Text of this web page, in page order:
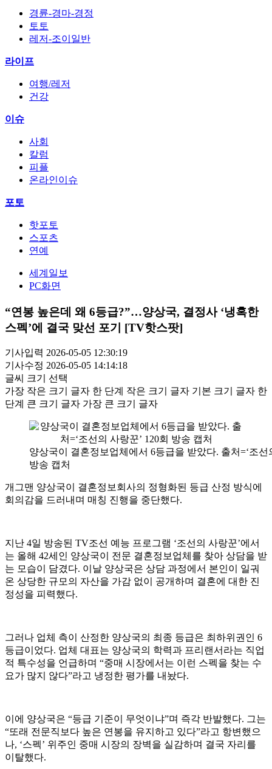
경륜-경마-경정
토토
레저-조이일반
라이프
여행/레저
건강
이슈
사회
칼럼
피플
온라인이슈
포토
핫포토
스포츠
연예
세계일보
PC화면
“연봉 높은데 왜 6등급?”…양상국, 결정사 ‘냉혹한
스펙’에 결국 맞선 포기 [TV핫스팟]
기사입력 2026-05-05 12:30:19
기사수정 2026-05-05 14:14:18
글씨 크기 선택
가장 작은 크기 글자 한 단계 작은 크기 글자 기본 크기 글자 한
단계 큰 크기 글자 가장 큰 크기 글자
양상국이 결혼정보업체에서 6등급을 받았다. 출처=‘조선
방송 캡처
개그맨 양상국이 결혼정보회사의 정형화된 등급 산정 방식에
회의감을 드러내며 매칭 진행을 중단했다.
지난 4일 방송된 TV조선 예능 프로그램 ‘조선의 사랑꾼’에서
는 올해 42세인 양상국이 전문 결혼정보업체를 찾아 상담을 받
는 모습이 담겼다. 이날 양상국은 상담 과정에서 본인이 일궈
온 상당한 규모의 자산을 가감 없이 공개하며 결혼에 대한 진
정성을 피력했다.
그러나 업체 측이 산정한 양상국의 최종 등급은 최하위권인 6
등급이었다. 업체 대표는 양상국의 학력과 프리랜서라는 직업
적 특수성을 언급하며 “중매 시장에서는 이런 스펙을 찾는 수
요가 많지 않다”라고 냉정한 평가를 내놨다.
이에 양상국은 “등급 기준이 무엇이냐”며 즉각 반발했다. 그는
“또래 전문직보다 높은 연봉을 유지하고 있다”라고 항변했으
나, ‘스펙’ 위주인 중매 시장의 장벽을 실감하며 결국 자리를
이탈했다.